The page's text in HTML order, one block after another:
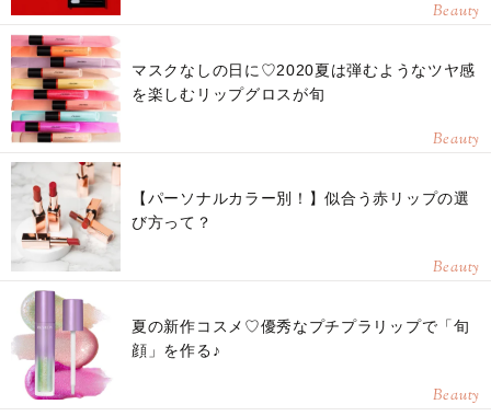
Beauty
マスクなしの日に♡2020夏は弾むようなツヤ感
を楽しむリップグロスが旬
Beauty
【パーソナルカラー別！】似合う赤リップの選
び方って？
Beauty
夏の新作コスメ♡優秀なプチプラリップで「旬
顔」を作る♪
Beauty